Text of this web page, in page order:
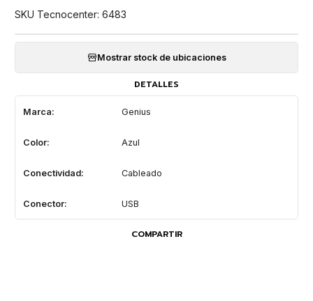
SKU Tecnocenter: 6483
Mostrar stock de ubicaciones
DETALLES
Marca: Genius
Color: Azul
Conectividad: Cableado
Conector: USB
COMPARTIR